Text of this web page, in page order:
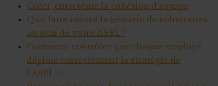
Créer, entretenir la cohésion d’équipe
Que faire contre la pénurie de volontaires
au sein de votre ASBL ?
Comment contrôler que chaque employé
déploie correctement la stratégie de
l’ASBL ?